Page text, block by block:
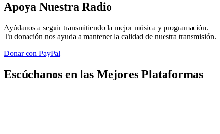
Apoya Nuestra Radio
Ayúdanos a seguir transmitiendo la mejor música y programación.
Tu donación nos ayuda a mantener la calidad de nuestra transmisión.
Donar con PayPal
Escúchanos en las Mejores Plataformas